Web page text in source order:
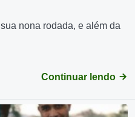
nona rodada, e além da
Continuar lendo